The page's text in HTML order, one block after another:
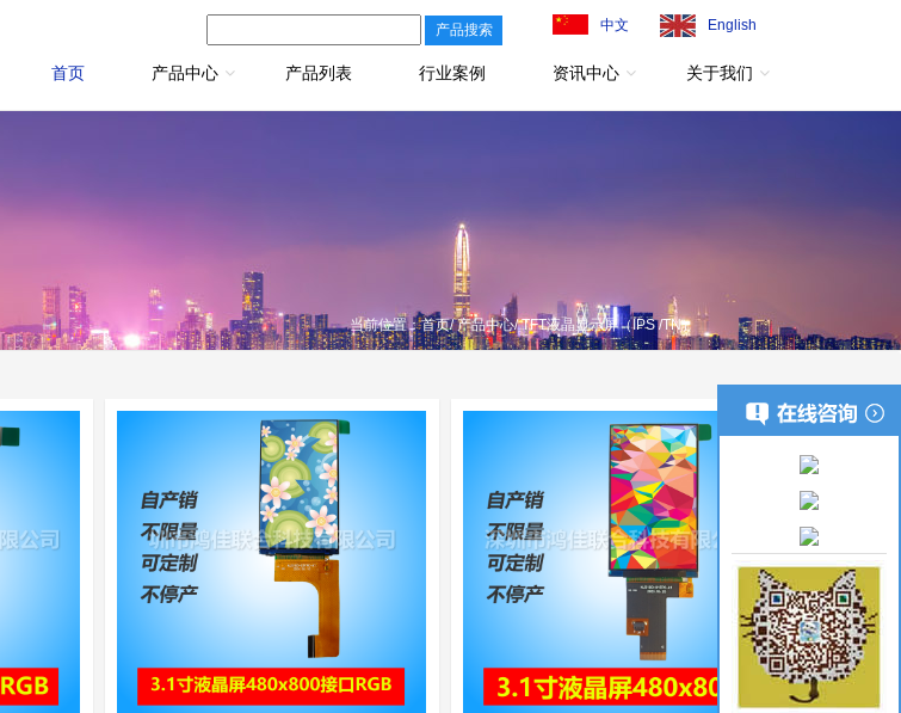
English
中文
首页 产品中心 产品列表 行业案例 资讯中心 关于我们
当前位置：首页/产品中心/ TFT液晶显示屏（IPS /TN）